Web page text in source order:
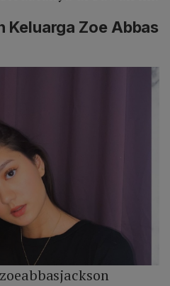
Keluarga Zoe Abbas